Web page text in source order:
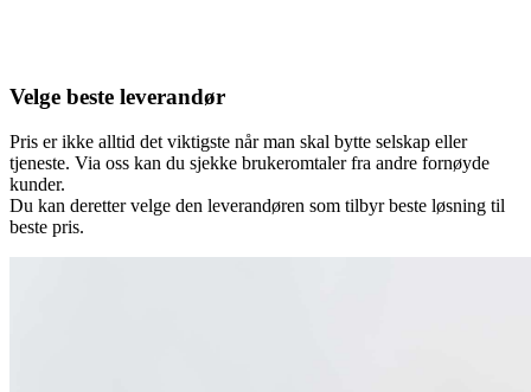
Velge beste leverandør
Pris er ikke alltid det viktigste når man skal bytte selskap eller
tjeneste. Via oss kan du sjekke brukeromtaler fra andre fornøyde
kunder.
Du kan deretter velge den leverandøren som tilbyr beste løsning til
beste pris.